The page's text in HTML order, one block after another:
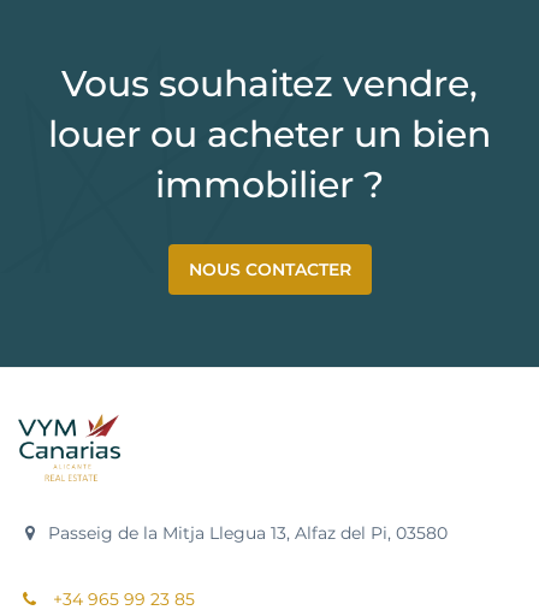
Vous souhaitez vendre,
louer ou acheter un bien
immobilier ?
NOUS CONTACTER
Passeig de la Mitja Llegua 13, Alfaz del Pi, 03580
+34 965 99 23 85